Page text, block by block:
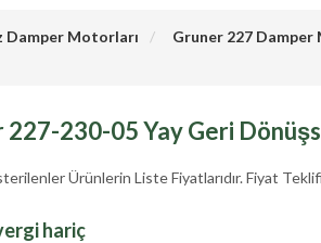
Damper Motorları
Gruner 227 Damper
227-230-05 Yay Geri
Ürünlerin Liste Fiyatlarıdır. Fiyat
hariç